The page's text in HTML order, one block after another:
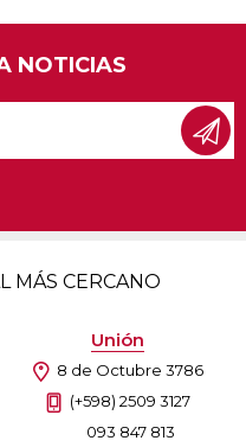
NOTICIAS
MÁS CERCANO
Unión
8 de Octubre 3786
(+598) 2509 3127
093 847 813